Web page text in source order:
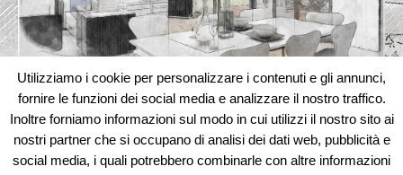
Utilizziamo i cookie per personalizzare i contenuti e gli annunci,
fornire le funzioni dei social media e analizzare il nostro traffico.
Inoltre forniamo informazioni sul modo in cui utilizzi il nostro sito ai
nostri partner che si occupano di analisi dei dati web, pubblicità e
social media, i quali potrebbero combinarle con altre informazioni